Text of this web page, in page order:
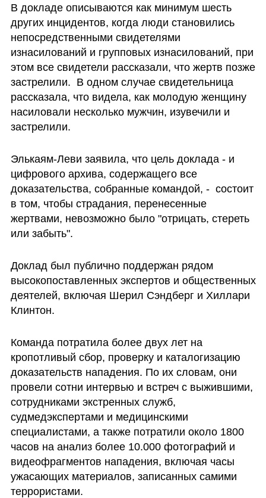
В докладе описываются как минимум шесть
других инцидентов, когда люди становились
непосредственными свидетелями
изнасилований и групповых изнасилований, при
этом все свидетели рассказали, что жертв позже
застрелили.  В одном случае свидетельница
рассказала, что видела, как молодую женщину
насиловали несколько мужчин, изувечили и
застрелили.
Элькаям-Леви заявила, что цель доклада - и
цифрового архива, содержащего все
доказательства, собранные командой, -  состоит
в том, чтобы страдания, перенесенные
жертвами, невозможно было "отрицать, стереть
или забыть".
Доклад был публично поддержан рядом
высокопоставленных экспертов и общественных
деятелей, включая Шерил Сэндберг и Хиллари
Клинтон.
Команда потратила более двух лет на
кропотливый сбор, проверку и каталогизацию
доказательств нападения. По их словам, они
провели сотни интервью и встреч с выжившими,
сотрудниками экстренных служб,
судмедэкспертами и медицинскими
специалистами, а также потратили около 1800
часов на анализ более 10.000 фотографий и
видеофрагментов нападения, включая часы
ужасающих материалов, записанных самими
террористами.